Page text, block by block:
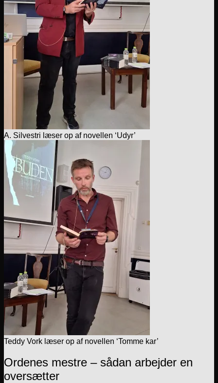
A. Silvestri læser op af novellen ‘Udyr’
Teddy Vork læser op af novellen ‘Tomme kar’
Ordenes mestre – sådan arbejder en
oversætter